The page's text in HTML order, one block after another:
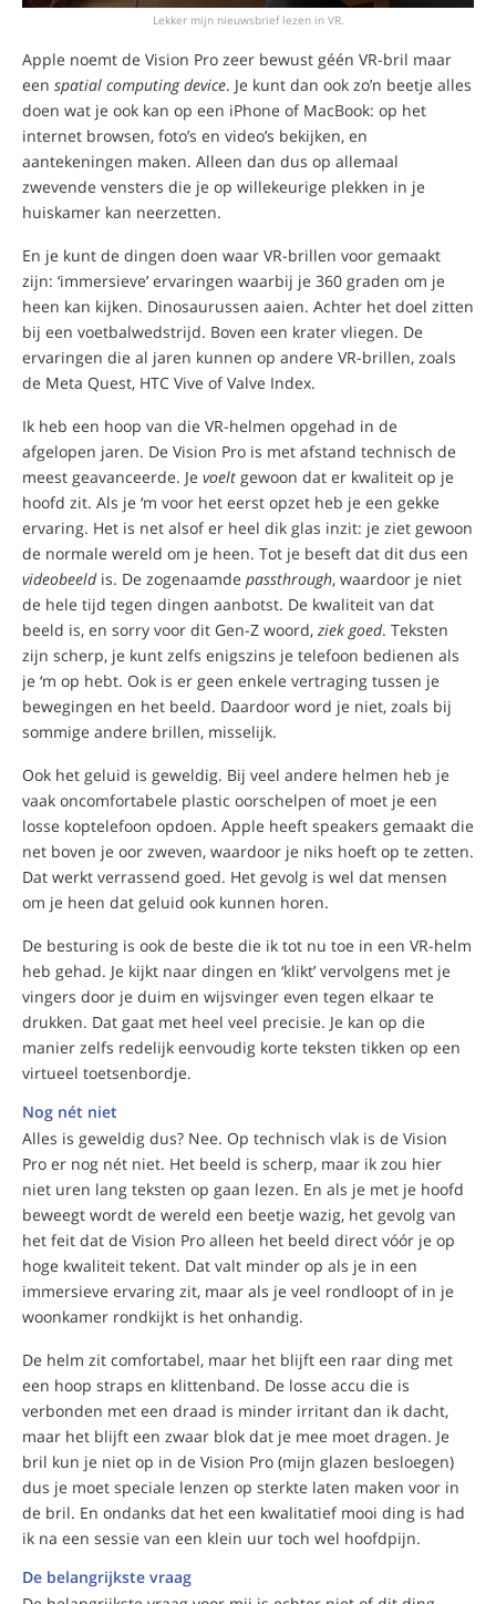
Lekker mijn nieuwsbrief lezen in VR.
Apple noemt de Vision Pro zeer bewust géén VR-bril maar
een spatial computing device. Je kunt dan ook zo’n beetje alles
doen wat je ook kan op een iPhone of MacBook: op het
internet browsen, foto’s en video’s bekijken, en
aantekeningen maken. Alleen dan dus op allemaal
zwevende vensters die je op willekeurige plekken in je
huiskamer kan neerzetten.
En je kunt de dingen doen waar VR-brillen voor gemaakt
zijn: ‘immersieve’ ervaringen waarbij je 360 graden om je
heen kan kijken. Dinosaurussen aaien. Achter het doel zitten
bij een voetbalwedstrijd. Boven een krater vliegen. De
ervaringen die al jaren kunnen op andere VR-brillen, zoals
de Meta Quest, HTC Vive of Valve Index.
Ik heb een hoop van die VR-helmen opgehad in de
afgelopen jaren. De Vision Pro is met afstand technisch de
meest geavanceerde. Je voelt gewoon dat er kwaliteit op je
hoofd zit. Als je ‘m voor het eerst opzet heb je een gekke
ervaring. Het is net alsof er heel dik glas inzit: je ziet gewoon
de normale wereld om je heen. Tot je beseft dat dit dus een
videobeeldis. De zogenaamde passthrough, waardoor je niet
de hele tijd tegen dingen aanbotst. De kwaliteit van dat
beeld is, en sorry voor dit Gen-Z woord, ziek goed. Teksten
zijn scherp, je kunt zelfs enigszins je telefoon bedienen als
je ‘m op hebt. Ook is er geen enkele vertraging tussen je
bewegingen en het beeld. Daardoor word je niet, zoals bij
sommige andere brillen, misselijk.
Ook het geluid is geweldig. Bij veel andere helmen heb je
vaak oncomfortabele plastic oorschelpen of moet je een
losse koptelefoon opdoen. Apple heeft speakers gemaakt die
net boven je oor zweven, waardoor je niks hoeft op te zetten.
Dat werkt verrassend goed. Het gevolg is wel dat mensen
om je heen dat geluid ook kunnen horen.
De besturing is ook de beste die ik tot nu toe in een VR-helm
heb gehad. Je kijkt naar dingen en ‘klikt’ vervolgens met je
vingers door je duim en wijsvinger even tegen elkaar te
drukken. Dat gaat met heel veel precisie. Je kan op die
manier zelfs redelijk eenvoudig korte teksten tikken op een
virtueel toetsenbordje.
Nog nét niet
Alles is geweldig dus? Nee. Op technisch vlak is de Vision
Pro er nog nét niet. Het beeld is scherp, maar ik zou hier
niet uren lang teksten op gaan lezen. En als je met je hoofd
beweegt wordt de wereld een beetje wazig, het gevolg van
het feit dat de Vision Pro alleen het beeld direct vóór je op
hoge kwaliteit tekent. Dat valt minder op als je in een
immersieve ervaring zit, maar als je veel rondloopt of in je
woonkamer rondkijkt is het onhandig.
De helm zit comfortabel, maar het blijft een raar ding met
een hoop straps en klittenband. De losse accu die is
verbonden met een draad is minder irritant dan ik dacht,
maar het blijft een zwaar blok dat je mee moet dragen. Je
bril kun je niet op in de Vision Pro (mijn glazen besloegen)
dus je moet speciale lenzen op sterkte laten maken voor in
de bril. En ondanks dat het een kwalitatief mooi ding is had
ik na een sessie van een klein uur toch wel hoofdpijn.
De belangrijkste vraag